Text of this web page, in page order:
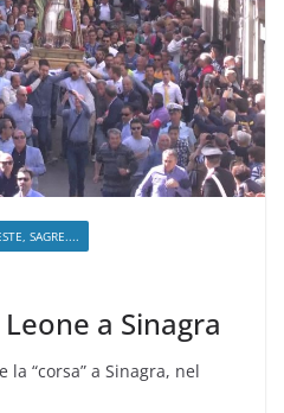
SAGRE....
a Sinagra
la “corsa” a Sinagra, nel